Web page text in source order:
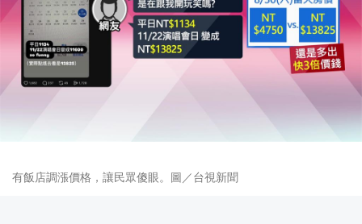
有飯店調漲價格，讓民眾傻眼。圖／台視新聞